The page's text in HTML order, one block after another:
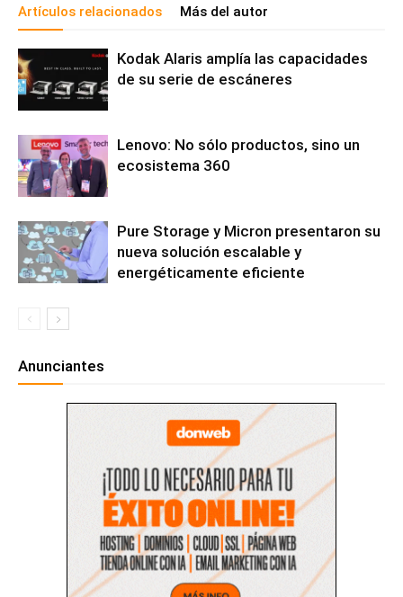
Artículos relacionados Más del autor
Kodak Alaris amplía las capacidades
de su serie de escáneres
Lenovo: No sólo productos, sino un
ecosistema 360
Pure Storage y Micron presentaron su
nueva solución escalable y
energéticamente eficiente
Anunciantes